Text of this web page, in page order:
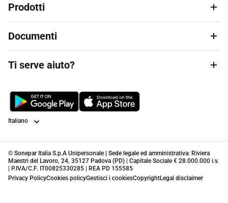
Prodotti
Documenti
Ti serve aiuto?
Lingua
© Sonepar Italia S.p.A Unipersonale | Sede legale ed amministrativa: Riviera
Maestri del Lavoro, 24, 35127 Padova (PD) | Capitale Sociale € 28.000.000 i.v.
| P.IVA/C.F. IT00825330285 | REA PD 155585
Privacy PolicyCookies policyGestisci i cookiesCopyrightLegal disclaimer